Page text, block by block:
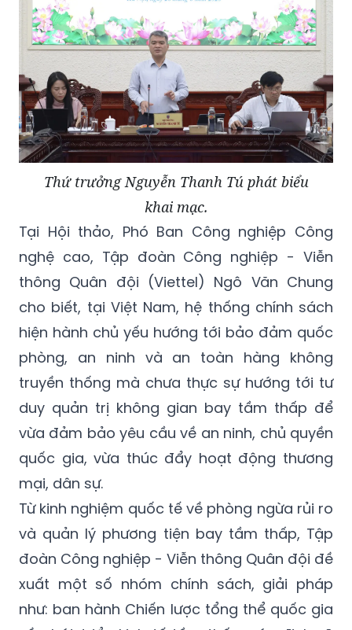
Thứ trưởng Nguyễn Thanh Tú phát biểu
khai mạc.
Tại Hội thảo, Phó Ban Công nghiệp Công
nghệ cao, Tập đoàn Công nghiệp - Viễn
thông Quân đội (Viettel) Ngô Văn Chung
cho biết, tại Việt Nam, hệ thống chính sách
hiện hành chủ yếu hướng tới bảo đảm quốc
phòng, an ninh và an toàn hàng không
truyền thống mà chưa thực sự hướng tới tư
duy quản trị không gian bay tầm thấp để
vừa đảm bảo yêu cầu về an ninh, chủ quyền
quốc gia, vừa thúc đẩy hoạt động thương
mại, dân sự.
Từ kinh nghiệm quốc tế về phòng ngừa rủi ro
và quản lý phương tiện bay tầm thấp, Tập
đoàn Công nghiệp - Viễn thông Quân đội đề
xuất một số nhóm chính sách, giải pháp
như: ban hành Chiến lược tổng thể quốc gia